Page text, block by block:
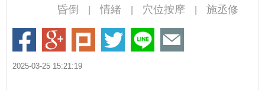
昏倒 情緒 穴位按摩 施丞修
2025-03-25 15:21:19